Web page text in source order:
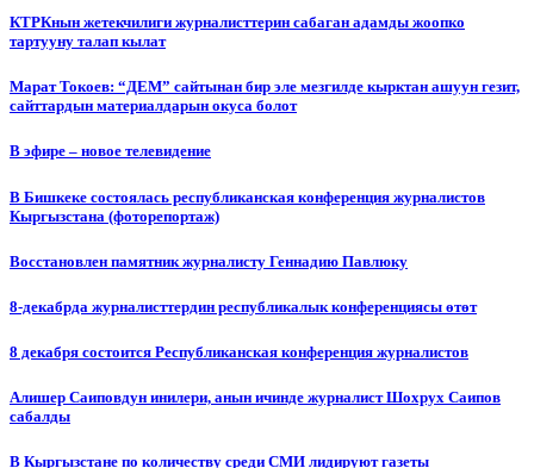
КТРКнын жетекчилиги журналисттерин сабаган адамды жоопко
тартууну талап кылат
Марат Токоев: “ДЕМ” сайтынан бир эле мезгилде кырктан ашуун гезит,
сайттардын материалдарын окуса болот
В эфире – новое телевидение
В Бишкеке состоялась республиканская конференция журналистов
Кыргызстана (фоторепортаж)
Восстановлен памятник журналисту Геннадию Павлюку
8-декабрда журналисттердин республикалык конференциясы өтөт
8 декабря состоится Республиканская конференция журналистов
Алишер Саиповдун инилери, анын ичинде журналист Шохрух Саипов
сабалды
В Кыргызстане по количеству среди СМИ лидируют газеты